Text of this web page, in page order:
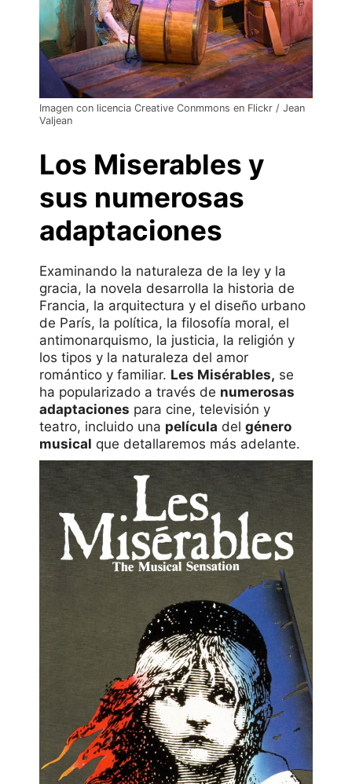
Imagen con licencia Creative Conmmons en Flickr / Jean
Valjean
Los Miserables y
sus numerosas
adaptaciones
Examinando la naturaleza de la ley y la
gracia, la novela desarrolla la historia de
Francia, la arquitectura y el diseño urbano
de París, la política, la filosofía moral, el
antimonarquismo, la justicia, la religión y
los tipos y la naturaleza del amor
romántico y familiar. Les Misérables, se
ha popularizado a través de numerosas
adaptaciones para cine, televisión y
teatro, incluido una película del género
musical que detallaremos más adelante.